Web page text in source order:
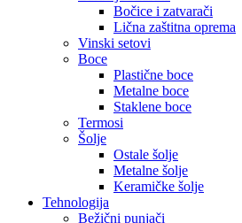
Bočice i zatvarači
Lična zaštitna oprema
Vinski setovi
Boce
Plastične boce
Metalne boce
Staklene boce
Termosi
Šolje
Ostale šolje
Metalne šolje
Keramičke šolje
Tehnologija
Bežični punjači